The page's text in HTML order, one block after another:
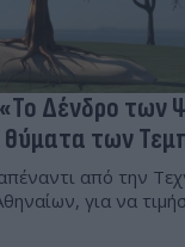
Δένδρο των
θύματα των
από την
για να